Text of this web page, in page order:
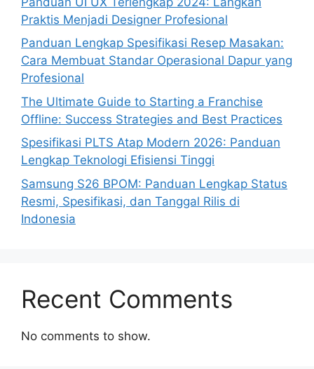
Praktis Menjadi Designer Profesional
Panduan Lengkap Spesifikasi Resep Masakan:
Cara Membuat Standar Operasional Dapur yang
Profesional
The Ultimate Guide to Starting a Franchise
Offline: Success Strategies and Best Practices
Spesifikasi PLTS Atap Modern 2026: Panduan
Lengkap Teknologi Efisiensi Tinggi
Samsung S26 BPOM: Panduan Lengkap Status
Resmi, Spesifikasi, dan Tanggal Rilis di
Indonesia
Recent Comments
No comments to show.